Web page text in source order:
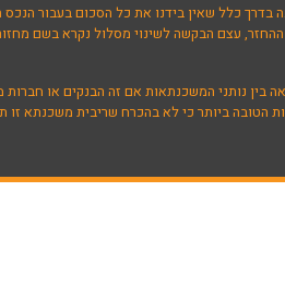
כלל שאין בידנו את כל הסכום בעבור הנכס
עצם הבקשה לשינוי מסלול נקרא בשם
בין נותני המשכנתאות אם זה הבנקים או
ביותר כי לא בהכרח שריבית משכנתא זו